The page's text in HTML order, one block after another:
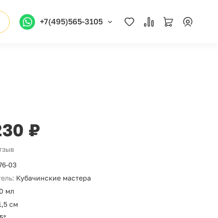
+7(495)565-3105
₽
03
Кубачинские мастера
мл
см